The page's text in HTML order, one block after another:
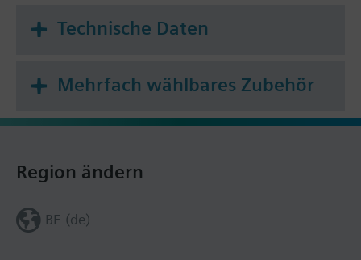
Technische Daten
Mehrfach wählbares Zubehör
Region ändern
BE (de)